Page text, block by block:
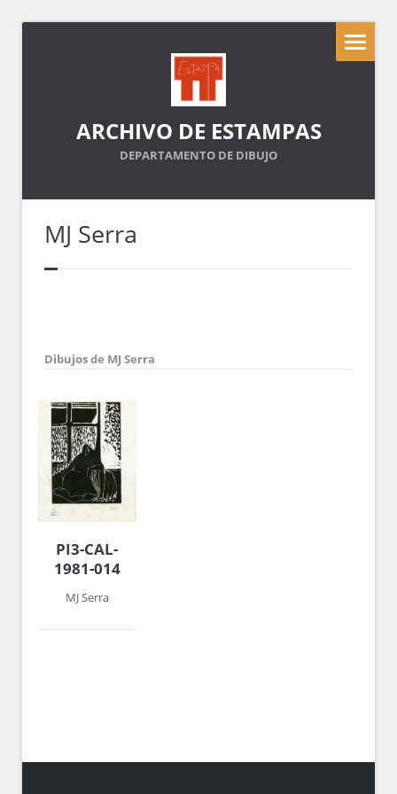
ARCHIVO DE ESTAMPAS
DEPARTAMENTO DE DIBUJO
MJ Serra
Dibujos de MJ Serra
PI3-CAL-
1981-014
MJ Serra